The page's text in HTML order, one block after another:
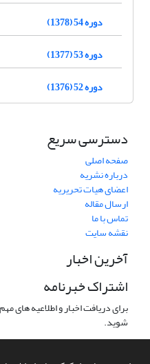
دوره 54 (1378)
دوره 53 (1377)
دوره 52 (1376)
دسترسی سریع
صفحه اصلی
درباره نشریه
اعضای هیات تحریریه
ارسال مقاله
تماس با ما
نقشه سایت
آخرین اخبار
اشتراک خبرنامه
برای دریافت اخبار و اطلاعیه های
شوید.